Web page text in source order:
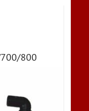
800